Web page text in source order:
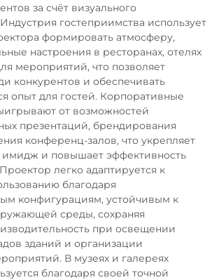
за счёт визуального
гостеприимства использует
формировать атмосферу,
настроения в ресторанах, отелях
мероприятий, что позволяет
конкурентов и обеспечивать
опыт для гостей. Корпоративные
от возможностей
презентаций, брендирования
конференц-залов, что укрепляет
и повышает эффективность
легко адаптируется к
благодаря
конфигурациям, устойчивым к
среды, сохраняя
при освещении
зданий и организации
В музеях и галереях
благодаря своей точной